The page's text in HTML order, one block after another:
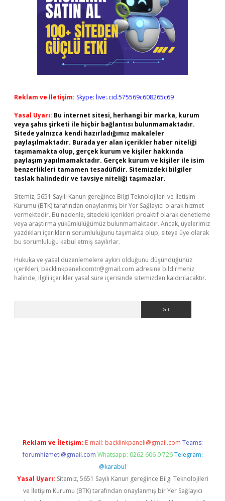
Reklam ve İletişim: Skype: live:.cid.575569c608265c69
Yasal Uyarı: Bu internet sitesi, herhangi bir marka, kurum
veya şahıs şirketi ile hiçbir bağlantısı bulunmamaktadır.
Sitede yalnızca kendi hazırladığımız makaleler
paylaşılmaktadır. Burada yer alan içerikler haber niteliği
taşımamakta olup, gerçek kurum ve kişiler hakkında
paylaşım yapılmamaktadır. Gerçek kurum ve kişiler ile isim
benzerlikleri tamamen tesadüfidir. Sitemizdeki bilgiler
taslak halindedir ve tavsiye niteliği taşımazlar.
Sitemiz, 5651 Sayılı Kanun gereğince Bilgi Teknolojileri ve İletişim
Kurumu (BTK) tarafından onaylanmış bir Yer Sağlayıcı olarak hizmet
vermektedir. Bu nedenle, sitedeki içerikleri proaktif olarak denetleme
veya araştırma yükümlülüğümüz bulunmamaktadır. Ancak, üyelerimiz
yazdıkları içeriklerin sorumluluğunu taşımakta olup, siteye üye olarak
bu sorumluluğu kabul etmiş sayılırlar.
Hukuka ve yasal düzenlemelere aykırı olduğunu düşündüğünüz
içerikleri, backlinkpanelicomtr@gmail.com adresine bildirmeniz
halinde, ilgili içerikler yasal süre içerisinde sitemizden kaldırılacaktır.
Reklam ve İletişim: E-mail: backlinkpaneli@gmail.com Teams:
forumhizmeti@gmail.com Whatsapp: 0262 606 0 726 Telegram:
@karabul
Yasal Uyarı: Sitemiz, 5651 Sayılı Kanun gereğince Bilgi Teknolojileri
ve İletişim Kurumu (BTK) tarafından onaylanmış bir Yer Sağlayıcı